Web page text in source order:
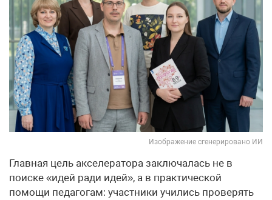
Изображение сгенерировано ИИ
Главная цель акселератора заключалась не в
поиске «идей ради идей», а в практической
помощи педагогам: участники учились проверять